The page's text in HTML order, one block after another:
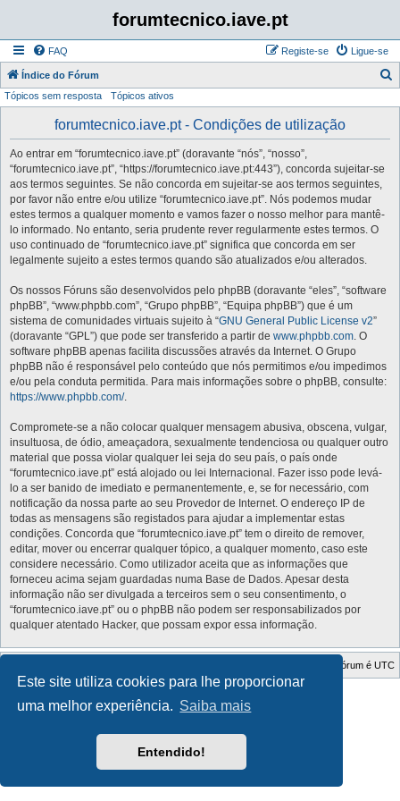
Este site utiliza cookies para lhe proporcionar
uma melhor experiência. Saiba mais
Entendido!
forumtecnico.iave.pt
FAQ Ligue-se
Registe-se
Índice do Fórum
Tópicos sem resposta Tópicos ativos
forumtecnico.iave.pt - Condições de utilização
Ao entrar em “forumtecnico.iave.pt” (doravante “nós”, “nosso”,
“forumtecnico.iave.pt”, “https://forumtecnico.iave.pt:443”), concorda sujeitar-se
aos termos seguintes. Se não concorda em sujeitar-se aos termos seguintes,
por favor não entre e/ou utilize “forumtecnico.iave.pt”. Nós podemos mudar
estes termos a qualquer momento e vamos fazer o nosso melhor para mantê-
lo informado. No entanto, seria prudente rever regularmente estes termos. O
uso continuado de “forumtecnico.iave.pt” significa que concorda em ser
legalmente sujeito a estes termos quando são atualizados e/ou alterados.
Os nossos Fóruns são desenvolvidos pelo phpBB (doravante “eles”, “software
phpBB”, “www.phpbb.com”, “Grupo phpBB”, “Equipa phpBB”) que é um
sistema de comunidades virtuais sujeito à “GNU General Public License v2”
(doravante “GPL”) que pode ser transferido a partir de www.phpbb.com. O
software phpBB apenas facilita discussões através da Internet. O Grupo
phpBB não é responsável pelo conteúdo que nós permitimos e/ou impedimos
e/ou pela conduta permitida. Para mais informações sobre o phpBB, consulte:
https://www.phpbb.com/.
Compromete-se a não colocar qualquer mensagem abusiva, obscena, vulgar,
insultuosa, de ódio, ameaçadora, sexualmente tendenciosa ou qualquer outro
material que possa violar qualquer lei seja do seu país, o país onde
“forumtecnico.iave.pt” está alojado ou lei Internacional. Fazer isso pode levá-
lo a ser banido de imediato e permanentemente, e, se for necessário, com
notificação da nossa parte ao seu Provedor de Internet. O endereço IP de
todas as mensagens são registados para ajudar a implementar estas
condições. Concorda que “forumtecnico.iave.pt” tem o direito de remover,
editar, mover ou encerrar qualquer tópico, a qualquer momento, caso este
considere necessário. Como utilizador aceita que as informações que
forneceu acima sejam guardadas numa Base de Dados. Apesar desta
informação não ser divulgada a terceiros sem o seu consentimento, o
“forumtecnico.iave.pt” ou o phpBB não podem ser responsabilizados por
qualquer atentado Hacker, que possam expor essa informação.
O Fuso Horário do Fórum é UTC
Style Developer by © GTA game
Desenvolvido porphpBB
® Forum Software © phpBB Limited
Privacidade|Termos